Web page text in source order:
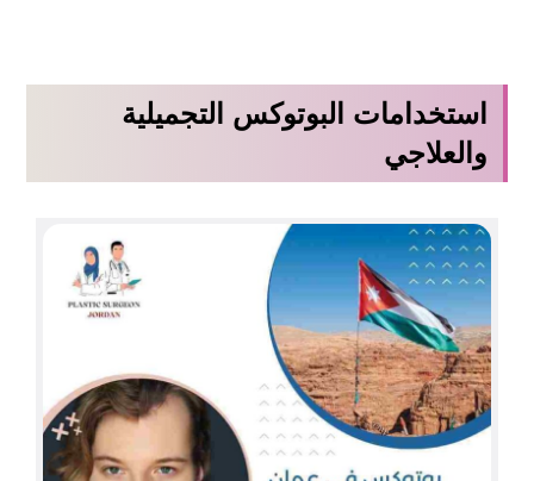
استخدامات البوتوكس التجميلية
والعلاجي